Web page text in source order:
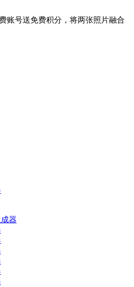
账号送免费积分，将两张照片融合
器